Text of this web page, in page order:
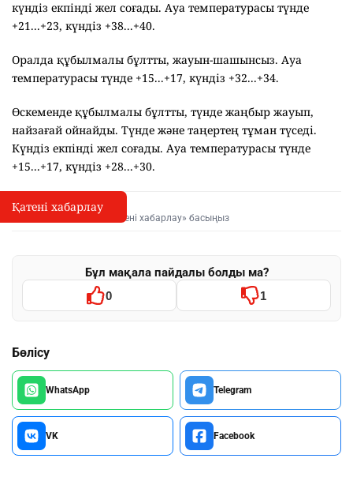
күндіз екпінді жел соғады. Ауа температурасы түнде
+21...+23, күндіз +38...+40.
Оралда құбылмалы бұлтты, жауын-шашынсыз. Ауа
температурасы түнде +15...+17, күндіз +32...+34.
Өскеменде құбылмалы бұлтты, түнде жаңбыр жауып,
найзағай ойнайды. Түнде және таңертең тұман түседі.
Күндіз екпінді жел соғады. Ауа температурасы түнде
+15...+17, күндіз +28...+30.
I
Қате туралы хабарлау
Мәтінді белгілеп, «Қатені хабарлау» басыңыз
Бұл мақала пайдалы болды ма?
0 1
Бөлісу
WhatsApp Telegram
VK Facebook
Қатені хабарлау